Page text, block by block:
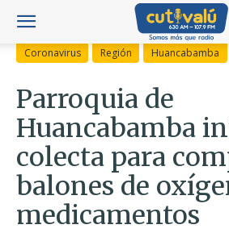
Coronavirus Región Huancabamba
Parroquia de
Huancabamba
colecta para
balones de
medicamentos